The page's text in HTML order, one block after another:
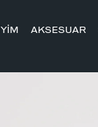
AKSESUAR